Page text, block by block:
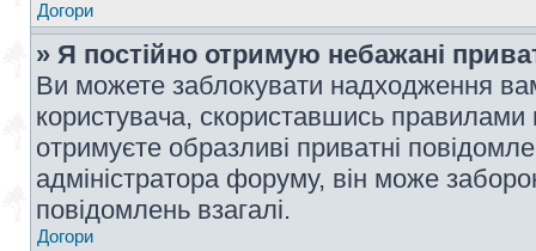
Догори
» Я постійно отримую небажані
Ви можете заблокувати надходження
користувача, скориставшись
отримуєте образливі приватні
адміністратора форуму, він може
повідомлень взагалі.
Догори